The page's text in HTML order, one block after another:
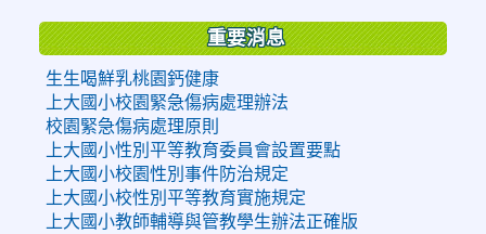
重要消息
生生喝鮮乳桃園鈣健康
上大國小校園緊急傷病處理辦法
校園緊急傷病處理原則
上大國小性別平等教育委員會設置要點
上大國小校園性別事件防治規定
上大國小校性別平等教育實施規定
上大國小教師輔導與管教學生辦法正確版